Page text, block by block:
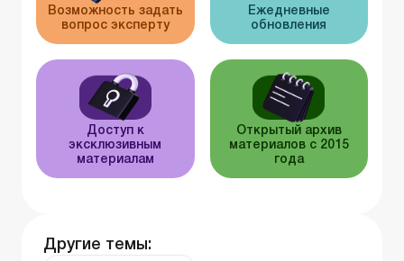
Возможность задать
вопрос эксперту
Ежедневные
обновления
Доступ к
эксклюзивным
материалам
Открытый архив
материалов с 2015
года
Другие темы: